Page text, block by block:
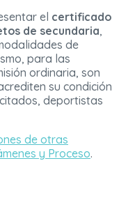
el certificado
de secundaria,
de
para las
ordinaria, son
su condición
deportistas
de otras
y Proceso.